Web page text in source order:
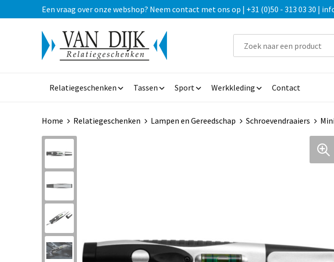
Een vraag over onze webshop? Neem contact met ons op | +31 (0)50 - 313 03 30 |
Relatiegeschenken Tassen Sport Werkkleding Contact
Home Relatiegeschenken Lampen en Gereedschap Schroevendraaiers